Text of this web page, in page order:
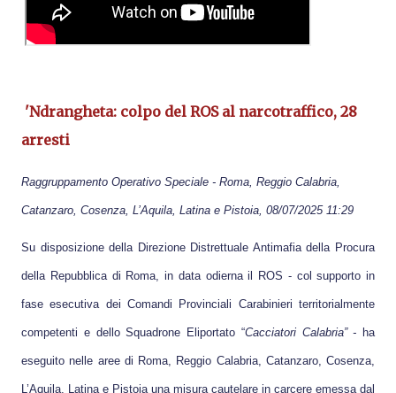
'Ndrangheta: colpo del ROS al narcotraffico, 28
arresti
Raggruppamento Operativo Speciale - Roma, Reggio Calabria,
Catanzaro, Cosenza, L’Aquila, Latina e Pistoia, 08/07/2025 11:29
Su disposizione della Direzione Distrettuale Antimafia della Procura
della Repubblica di Roma, in data odierna il ROS - col supporto in
fase esecutiva dei Comandi Provinciali Carabinieri territorialmente
competenti e dello Squadrone Eliportato “Cacciatori Calabria” - ha
eseguito nelle aree di Roma, Reggio Calabria, Catanzaro, Cosenza,
L’Aquila, Latina e Pistoia una misura cautelare in carcere emessa dal